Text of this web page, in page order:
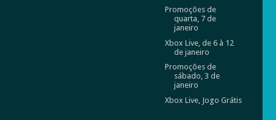
Promoções de
quarta, 7 de
janeiro
Xbox Live, de 6 à 12
de janeiro
Promoções de
sábado, 3 de
janeiro
Xbox Live, Jogo Grátis